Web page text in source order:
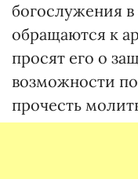
богослужения
обращаются к
просят его о
возможности
прочесть